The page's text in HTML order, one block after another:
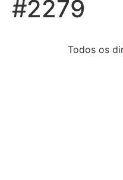
#2279
Todos os